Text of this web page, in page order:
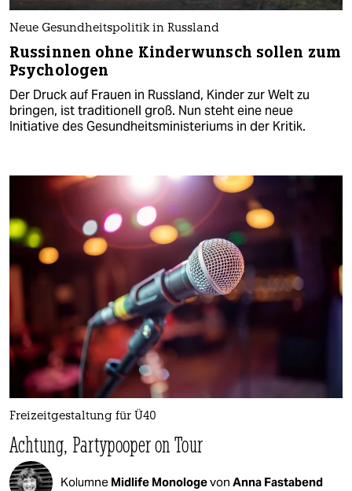
Neue Gesundheitspolitik in Russland
Russinnen ohne Kinderwunsch sollen zum
Psychologen
Der Druck auf Frauen in Russland, Kinder zur Welt zu
bringen, ist traditionell groß. Nun steht eine neue
Initiative des Gesundheitsministeriums in der Kritik.
Freizeitgestaltung für Ü40
Achtung, Partypooper on Tour
Kolumne Midlife Monologevon Anna Fastabend